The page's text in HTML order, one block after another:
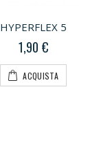
HYPERFLEX 5
1,90 €
ACQUISTA